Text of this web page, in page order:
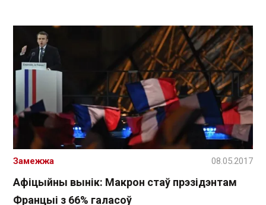
Афіцыйны вынік: Макрон стаў прэзідэнтам
Францыі з 66% галасоў
Замежжа 08.05.2017